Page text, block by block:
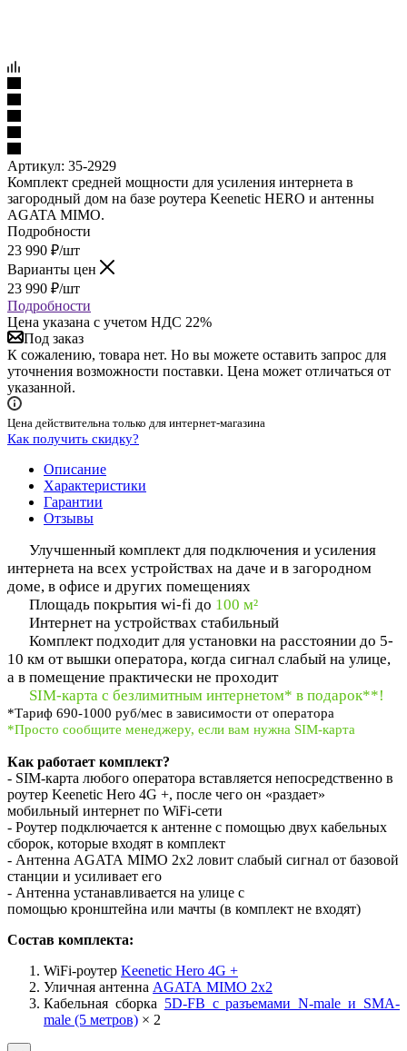
Артикул: 35-2929
Комплект средней мощности для усиления интернета в
загородный дом на базе роутера Keenetic HERO и антенны
AGATA MIMO.
Подробности
23 990 ₽/шт
Варианты цен
23 990 ₽/шт
Подробности
Цена указана с учетом НДС 22%
Под заказ
К сожалению, товара нет. Но вы можете оставить запрос для
уточнения возможности поставки. Цена может отличаться от
указанной.
Цена действительна только для интернет-магазина
Как получить скидку?
Описание
Характеристики
Гарантии
Отзывы
Улучшенный комплект для подключения и усиления
интернета на всех устройствах на даче и в загородном
доме, в офисе и других помещениях
Площадь покрытия wi-fi до 100 м²
Интернет на устройствах стабильный
Комплект подходит для установки на расстоянии до 5-
10 км от вышки оператора, когда сигнал слабый на улице,
а в помещение практически не проходит
SIM-карта с безлимитным интернетом* в подарок**!
*Тариф 690-1000 руб/мес в зависимости от оператора
*Просто сообщите менеджеру, если вам нужна SIM-карта
Как работает комплект?
- SIM-карта любого оператора вставляется непосредственно в
роутер Keenetic Hero 4G +, после чего он «раздает»
мобильный интернет по WiFi-сети
- Роутер подключается к антенне с помощью двух кабельных
сборок, которые входят в комплект
- Антенна AGATA MIMO 2x2 ловит слабый сигнал от базовой
станции и усиливает его
- Антенна устанавливается на улице с
помощью кронштейна или мачты (в комплект не входят)
Состав комплекта:
WiFi-роутер Keenetic Hero 4G +
Уличная антенна AGATA MIMO 2x2
Кабельная сборка 5D-FB с разъемами N-male и SMA-
male (5 метров) × 2